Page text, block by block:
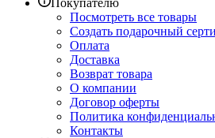
Покупателю
Посмотреть все товары
Создать подарочный
Оплата
Доставка
Возврат товара
О компании
Договор оферты
Политика
Контакты